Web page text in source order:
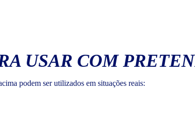
USAR COM
podem ser utilizados em situações reais: